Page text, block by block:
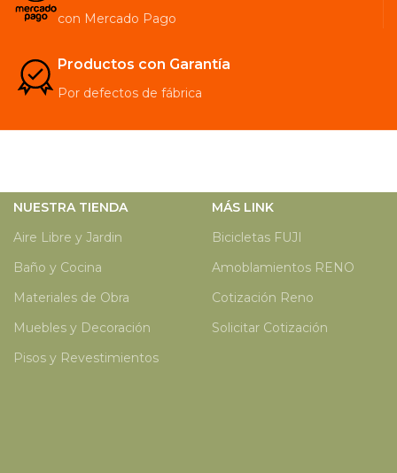
con Mercado Pago
Productos con Garantía
Por defectos de fábrica
NUESTRA TIENDA
Aire Libre y Jardin
Baño y Cocina
Materiales de Obra
Muebles y Decoración
Pisos y Revestimientos
MÁS LINK
Bicicletas FUJI
Amoblamientos RENO
Cotización Reno
Solicitar Cotización